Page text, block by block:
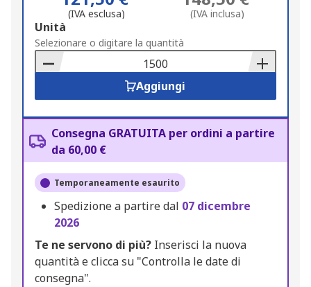
(IVA esclusa) (IVA inclusa)
Add
to
Basket
Unità
Selezionare o digitare la quantità
Aggiungi
Consegna GRATUITA per ordini a partire
da 60,00 €
Temporaneamente esaurito
Spedizione a partire dal 07 dicembre
2026
Te ne servono di più? Inserisci la nuova
quantità e clicca su "Controlla le date di
consegna".